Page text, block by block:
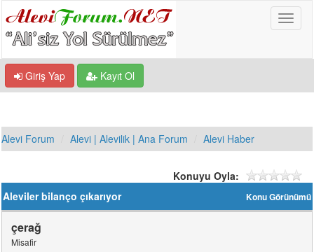
Giriş Yap Kayıt Ol
Alevi Forum Alevi | Alevilik | Ana Forum Alevi Haber
Konuyu Oyla:
Konu Görünümü
Aleviler bilanço çıkarıyor
çerağ
Misafir